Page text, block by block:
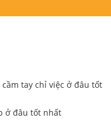
tay chỉ việc ở đâu tốt
ở đâu tốt nhất